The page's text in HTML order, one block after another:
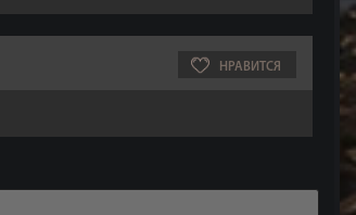
НРАВИТСЯ